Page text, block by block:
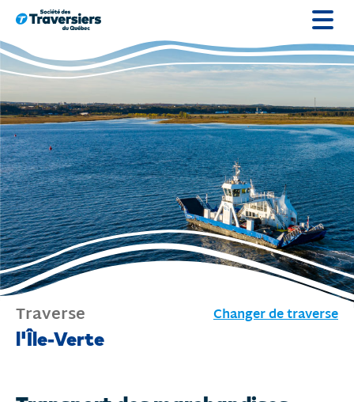
Passer
au
contenu
Traverse Changer de traverse
Traverse
l'Île-Verte